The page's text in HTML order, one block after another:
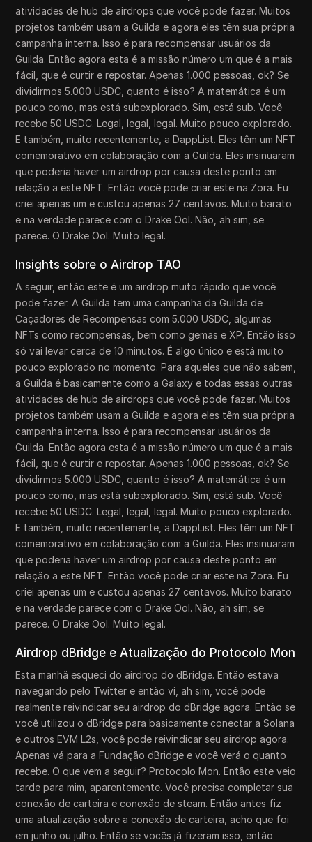
atividades de hub de airdrops que você pode fazer. Muitos
projetos também usam a Guilda e agora eles têm sua própria
campanha interna. Isso é para recompensar usuários da
Guilda. Então agora esta é a missão número um que é a mais
fácil, que é curtir e repostar. Apenas 1.000 pessoas, ok? Se
dividirmos 5.000 USDC, quanto é isso? A matemática é um
pouco como, mas está subexplorado. Sim, está sub. Você
recebe 50 USDC. Legal, legal, legal. Muito pouco explorado.
E também, muito recentemente, a DappList. Eles têm um NFT
comemorativo em colaboração com a Guilda. Eles insinuaram
que poderia haver um airdrop por causa deste ponto em
relação a este NFT. Então você pode criar este na Zora. Eu
criei apenas um e custou apenas 27 centavos. Muito barato
e na verdade parece com o Drake Ool. Não, ah sim, se
parece. O Drake Ool. Muito legal.
Insights sobre o Airdrop TAO
A seguir, então este é um airdrop muito rápido que você
pode fazer. A Guilda tem uma campanha da Guilda de
Caçadores de Recompensas com 5.000 USDC, algumas
NFTs como recompensas, bem como gemas e XP. Então isso
só vai levar cerca de 10 minutos. É algo único e está muito
pouco explorado no momento. Para aqueles que não sabem,
a Guilda é basicamente como a Galaxy e todas essas outras
atividades de hub de airdrops que você pode fazer. Muitos
projetos também usam a Guilda e agora eles têm sua própria
campanha interna. Isso é para recompensar usuários da
Guilda. Então agora esta é a missão número um que é a mais
fácil, que é curtir e repostar. Apenas 1.000 pessoas, ok? Se
dividirmos 5.000 USDC, quanto é isso? A matemática é um
pouco como, mas está subexplorado. Sim, está sub. Você
recebe 50 USDC. Legal, legal, legal. Muito pouco explorado.
E também, muito recentemente, a DappList. Eles têm um NFT
comemorativo em colaboração com a Guilda. Eles insinuaram
que poderia haver um airdrop por causa deste ponto em
relação a este NFT. Então você pode criar este na Zora. Eu
criei apenas um e custou apenas 27 centavos. Muito barato
e na verdade parece com o Drake Ool. Não, ah sim, se
parece. O Drake Ool. Muito legal.
Airdrop dBridge e Atualização do Protocolo Mon
Esta manhã esqueci do airdrop do dBridge. Então estava
navegando pelo Twitter e então vi, ah sim, você pode
realmente reivindicar seu airdrop do dBridge agora. Então se
você utilizou o dBridge para basicamente conectar a Solana
e outros EVM L2s, você pode reivindicar seu airdrop agora.
Apenas vá para a Fundação dBridge e você verá o quanto
recebe. O que vem a seguir? Protocolo Mon. Então este veio
tarde para mim, aparentemente. Você precisa completar sua
conexão de carteira e conexão de steam. Então antes fiz
uma atualização sobre a conexão de carteira, acho que foi
em junho ou julho. Então se vocês já fizeram isso, então